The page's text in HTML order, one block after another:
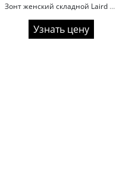
Зонт женский складной Laird L7704 Cat eye
Узнать цену